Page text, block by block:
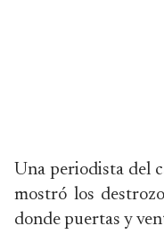
Una periodista del
mostró los
donde puertas y